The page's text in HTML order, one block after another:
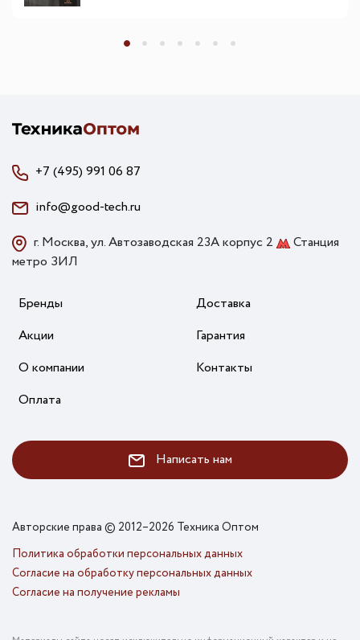
+7 (495) 991 06 87
info@good-tech.ru
г. Москва, ул. Автозаводская 23А корпус 2
Станция
метро ЗИЛ
Бренды
Акции
О компании
Оплата
Доставка
Гарантия
Контакты
Написать нам
Авторские права © 2012–2026 Техника Оптом
Политика обработки персональных данных
Согласие на обработку персональных данных
Согласие на получение рекламы